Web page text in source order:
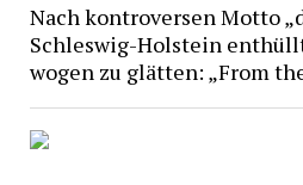
Nach kontroversen Motto
Schleswig-Holstein
wogen zu glätten: „From